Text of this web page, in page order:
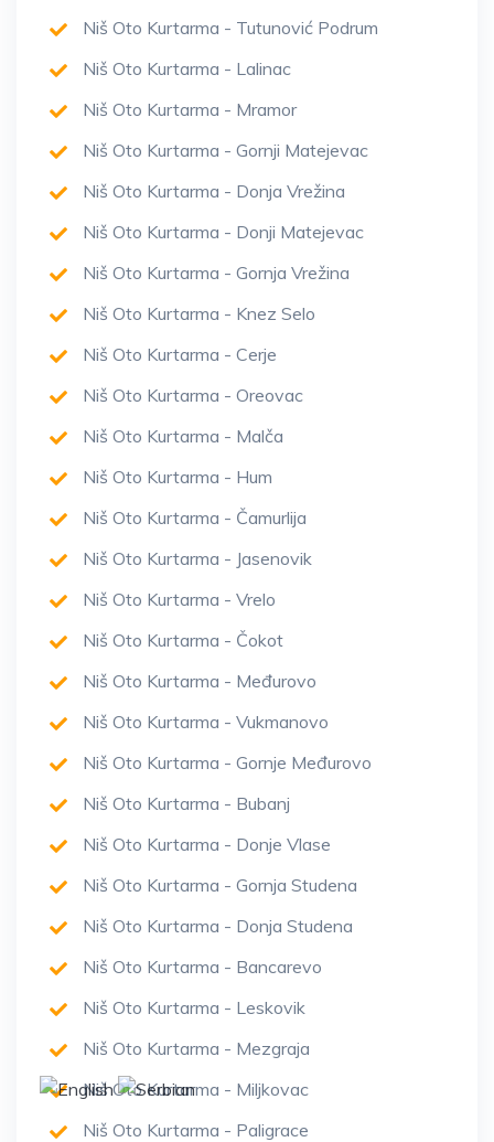
Niš Oto Kurtarma - Tutunović Podrum
Niš Oto Kurtarma - Lalinac
Niš Oto Kurtarma - Mramor
Niš Oto Kurtarma - Gornji Matejevac
Niš Oto Kurtarma - Donja Vrežina
Niš Oto Kurtarma - Donji Matejevac
Niš Oto Kurtarma - Gornja Vrežina
Niš Oto Kurtarma - Knez Selo
Niš Oto Kurtarma - Cerje
Niš Oto Kurtarma - Oreovac
Niš Oto Kurtarma - Malča
Niš Oto Kurtarma - Hum
Niš Oto Kurtarma - Čamurlija
Niš Oto Kurtarma - Jasenovik
Niš Oto Kurtarma - Vrelo
Niš Oto Kurtarma - Čokot
Niš Oto Kurtarma - Međurovo
Niš Oto Kurtarma - Vukmanovo
Niš Oto Kurtarma - Gornje Međurovo
Niš Oto Kurtarma - Bubanj
Niš Oto Kurtarma - Donje Vlase
Niš Oto Kurtarma - Gornja Studena
Niš Oto Kurtarma - Donja Studena
Niš Oto Kurtarma - Bancarevo
Niš Oto Kurtarma - Leskovik
Niš Oto Kurtarma - Mezgraja
Niš Oto Kurtarma - Miljkovac
Niš Oto Kurtarma - Paligrace